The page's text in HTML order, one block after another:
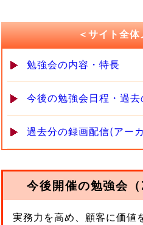
＜サイト全
勉強会の内容・特長
今後の勉強会日程・過去
過去分の録画配信(アー
今後開催の勉強会
実務力を高め、顧客に価値